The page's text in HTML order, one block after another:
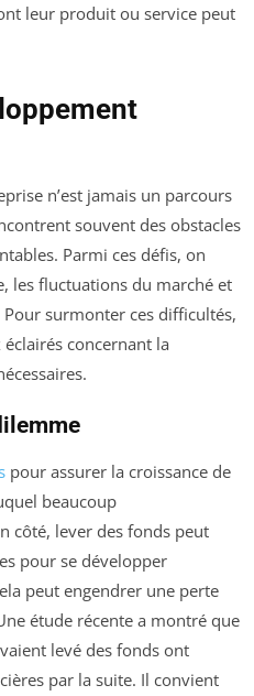
leur produit ou service peut
n’est jamais un parcours
souvent des obstacles
Parmi ces défis, on
les fluctuations du marché et
surmonter ces difficultés,
concernant la
pour assurer la croissance de
beaucoup
côté, lever des fonds peut
pour se développer
peut engendrer une perte
étude récente a montré que
levé des fonds ont
par la suite. Il convient